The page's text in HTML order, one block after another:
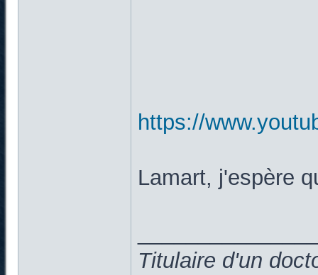
https://
Lamart, j'espère
Titulaire d'un